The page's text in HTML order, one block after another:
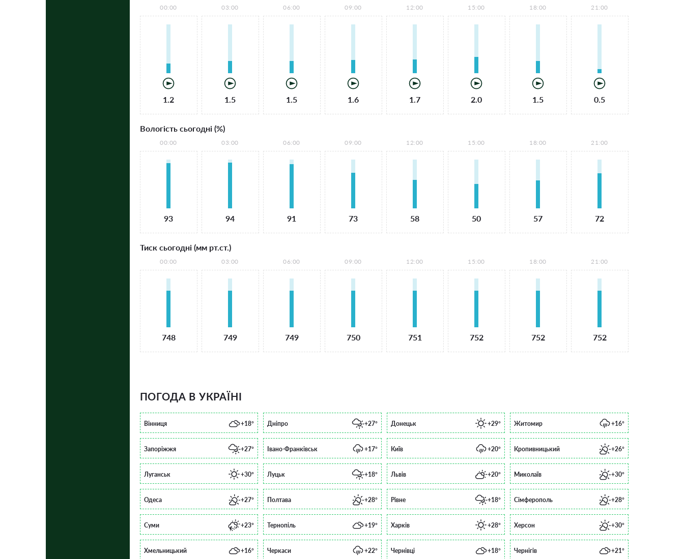
00:00
1.2
03:00
1.5
06:00
1.5
09:00
1.6
12:00
1.7
15:00
2.0
18:00
1.5
21:00
0.5
Вологість сьогодні (%)
00:00
93
03:00
94
06:00
91
09:00
73
12:00
58
15:00
50
18:00
57
21:00
72
Тиск сьогодні (мм рт.ст.)
00:00
748
03:00
749
06:00
749
09:00
750
12:00
751
15:00
752
18:00
752
21:00
752
ПОГОДА В УКРАЇНІ
Вінниця +18° Дніпро +27° Донецьк +29° Житомир +16°
Запоріжжя +27° Івано-Франківськ +17° Київ +20° Кропивницький +26°
Луганськ +30° Луцьк +18° Львів +20° Миколаїв +30°
Одеса +27° Полтава +28° Рівне +18° Сімферополь +28°
Суми +23° Тернопіль +19° Харків +28° Херсон +30°
Хмельницький +16° Черкаси +22° Чернівці +18° Чернігів +21°